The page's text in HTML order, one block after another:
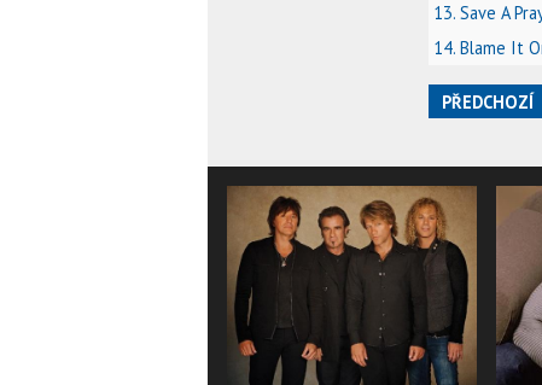
13. Save A
14. Blame It
PŘEDCHOZÍ